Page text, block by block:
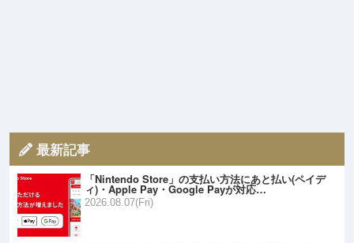
最新記事
「Nintendo Store」の支払い方法にあと払い(ペイデ
ィ)・Apple Pay・Google Payが対応…
2026.08.07(Fri)